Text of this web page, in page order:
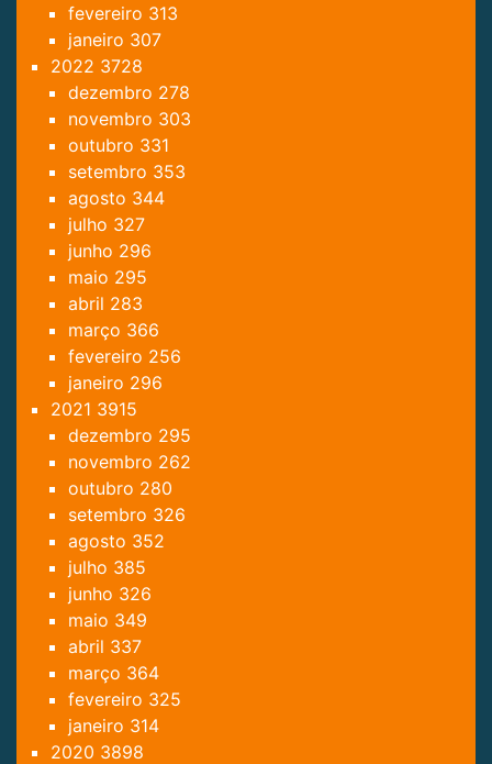
fevereiro 313
janeiro 307
2022 3728
dezembro 278
novembro 303
outubro 331
setembro 353
agosto 344
julho 327
junho 296
maio 295
abril 283
março 366
fevereiro 256
janeiro 296
2021 3915
dezembro 295
novembro 262
outubro 280
setembro 326
agosto 352
julho 385
junho 326
maio 349
abril 337
março 364
fevereiro 325
janeiro 314
2020 3898